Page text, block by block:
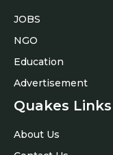
JOBS
NGO
Education
Advertisement
Quakes Links
About Us